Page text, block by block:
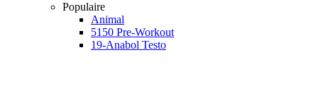
Populaire
Animal
5150 Pre-Workout
19-Anabol Testo